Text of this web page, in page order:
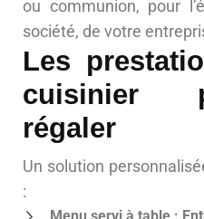
ou communion, pour
société, de votre
Les
cuisinier
régaler
Un solution
: